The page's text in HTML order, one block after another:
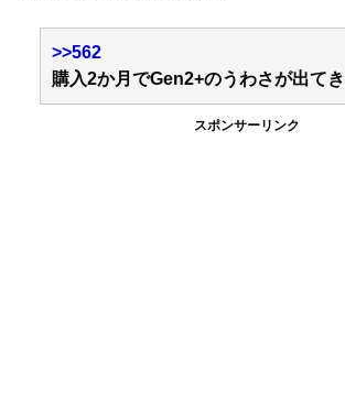
>>562
購入2か月でGen2+のうわさが出て
スポンサーリンク